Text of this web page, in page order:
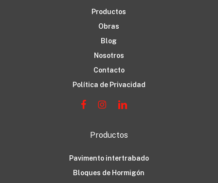
Productos
Obras
Blog
Nosotros
Contacto
Política de Privacidad
Productos
Pavimento intertrabado
Bloques de Hormigón